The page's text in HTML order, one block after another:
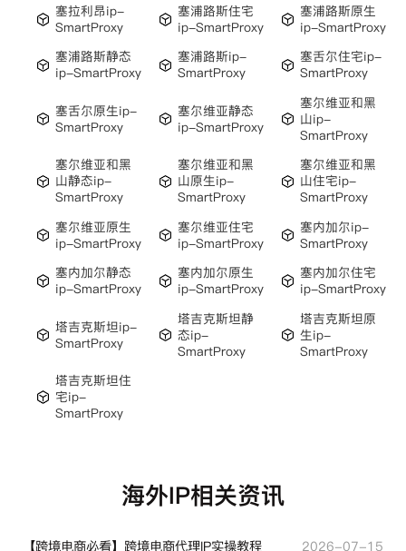
塞拉利昂ip-
SmartProxy
塞浦路斯住宅
ip-SmartProxy
塞浦路斯原生
ip-SmartProxy
塞浦路斯静态
ip-SmartProxy
塞浦路斯ip-
SmartProxy
塞舌尔住宅ip-
SmartProxy
塞舌尔原生ip-
SmartProxy
塞尔维亚静态
ip-SmartProxy
塞尔维亚和黑
山ip-
SmartProxy
塞尔维亚和黑
山静态ip-
SmartProxy
塞尔维亚和黑
山原生ip-
SmartProxy
塞尔维亚和黑
山住宅ip-
SmartProxy
塞尔维亚原生
ip-SmartProxy
塞尔维亚住宅
ip-SmartProxy
塞内加尔ip-
SmartProxy
塞内加尔静态
ip-SmartProxy
塞内加尔原生
ip-SmartProxy
塞内加尔住宅
ip-SmartProxy
塔吉克斯坦ip-
SmartProxy
塔吉克斯坦静
态ip-
SmartProxy
塔吉克斯坦原
生ip-
SmartProxy
塔吉克斯坦住
宅ip-
SmartProxy
海外IP相关资讯
【跨境电商必看】跨境电商代理IP实操教程
2026-07-15